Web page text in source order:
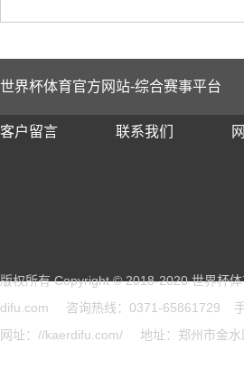
世界杯体育官方网站-综合赛事平台
客户留言 联系我们
版权所有 Copyright © 2018-2020 世界杯
difu.com
咨询热线：0371-65861729
网址：//kaerdifu.com/
地址：郑州市金